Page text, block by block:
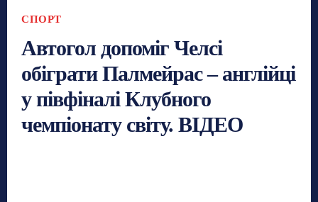
СПОРТ
Автогол допоміг Челсі
обіграти Палмейрас – англійці
у півфіналі Клубного
чемпіонату світу. ВІДЕО